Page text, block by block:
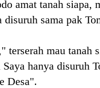
amat tanah siapa,
disuruh sama pak
terserah mau tanah
hanya disuruh
Desa".